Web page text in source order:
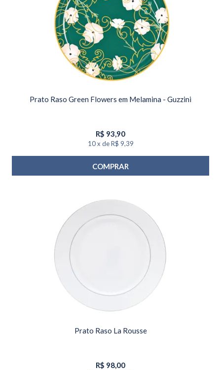
Prato Raso Green Flowers em Melamina - Guzzini
R$ 93,90
10 x de R$ 9,39
COMPRAR
Prato Raso La Rousse
R$ 98,00